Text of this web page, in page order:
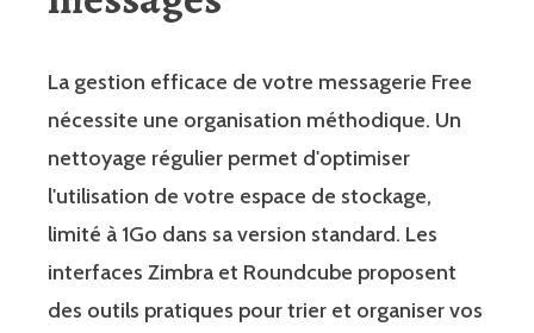
La gestion efficace de votre messagerie Free
nécessite une organisation méthodique. Un
nettoyage régulier permet d'optimiser
l'utilisation de votre espace de stockage,
limité à 1Go dans sa version standard. Les
interfaces Zimbra et Roundcube proposent
des outils pratiques pour trier et organiser vos